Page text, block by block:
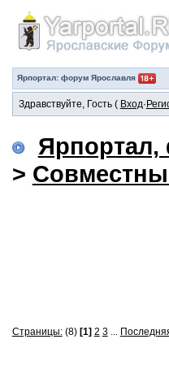
Ярпортал: форум Ярославля
Здравствуйте, Гость ( Вход·
>
Страницы:(8) [1] 2 3...